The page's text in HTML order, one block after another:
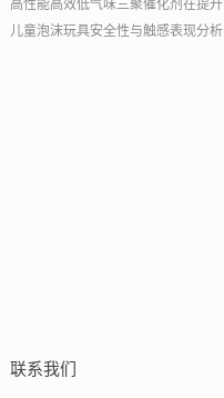
高性能高效低气味三聚催化剂在提升
儿童泡沫玩具安全性与触感表现分析
联系我们